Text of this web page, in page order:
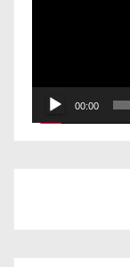
a
00:00